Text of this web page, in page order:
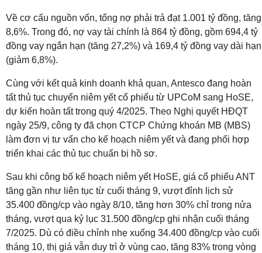
Về cơ cấu nguồn vốn, tổng nợ phải trả đạt 1.001 tỷ đồng, tăng
8,6%. Trong đó, nợ vay tài chính là 864 tỷ đồng, gồm 694,4 tỷ
đồng vay ngắn hạn (tăng 27,2%) và 169,4 tỷ đồng vay dài hạn
(giảm 6,8%).
Cùng với kết quả kinh doanh khả quan, Antesco đang hoàn
tất thủ tục chuyển niêm yết cổ phiếu từ UPCoM sang HoSE,
dự kiến hoàn tất trong quý 4/2025. Theo Nghị quyết HĐQT
ngày 25/9, công ty đã chọn CTCP Chứng khoán MB (MBS)
làm đơn vị tư vấn cho kế hoạch niêm yết và đang phối hợp
triển khai các thủ tục chuẩn bị hồ sơ.
Sau khi công bố kế hoạch niêm yết HoSE, giá cổ phiếu ANT
tăng gần như liên tục từ cuối tháng 9, vượt đỉnh lịch sử
35.400 đồng/cp vào ngày 8/10, tăng hơn 30% chỉ trong nửa
tháng, vượt qua kỷ lục 31.500 đồng/cp ghi nhận cuối tháng
7/2025. Dù có điều chỉnh nhẹ xuống 34.400 đồng/cp vào cuối
tháng 10, thị giá vẫn duy trì ở vùng cao, tăng 83% trong vòng